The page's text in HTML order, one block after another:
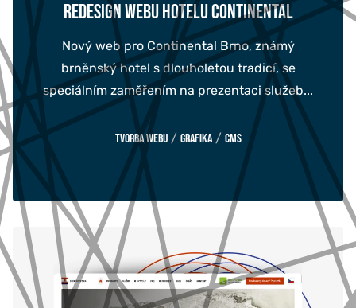
REDESIGN WEBU HOTELU CONTINENTAL
Nový web pro Continental Brno, známý
brněnský hotel s dlouholetou tradicí, se
speciálním zaměřením na prezentaci služeb...
Tvorba webu / Grafika / CMS